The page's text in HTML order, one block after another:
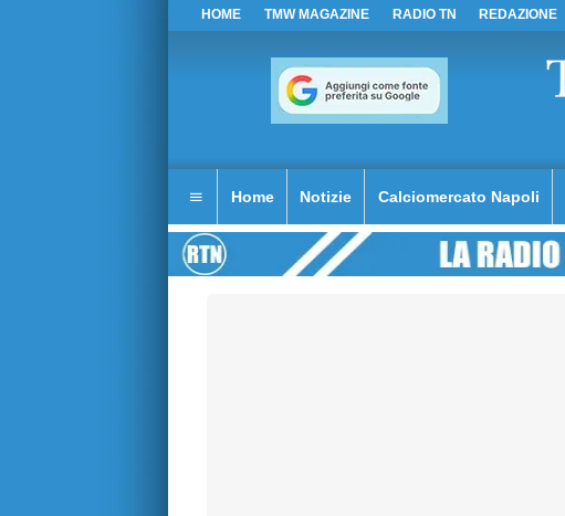
HOME TMW MAGAZINE RADIO TN REDAZIONE
Home Notizie Calciomercato Napoli